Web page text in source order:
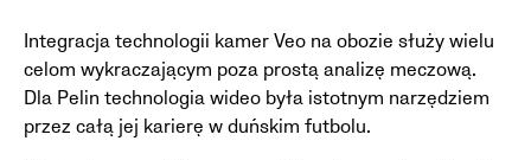
Integracja technologii kamer Veo na obozie służy wielu
celom wykraczającym poza prostą analizę meczową.
Dla Pelin technologia wideo była istotnym narzędziem
przez całą jej karierę w duńskim futbolu.